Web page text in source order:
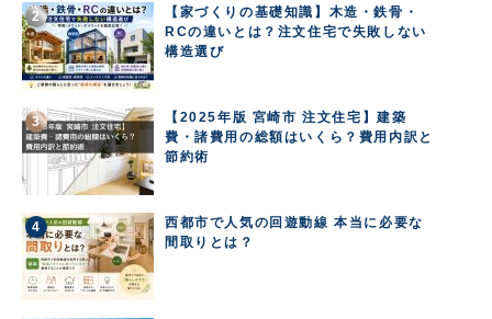
【家づくりの基礎知識】木造・鉄骨・
RCの違いとは？注文住宅で失敗しない
構造選び
【2025年版 宮崎市 注文住宅】建築
費・諸費用の総額はいくら？費用内訳と
節約術
西都市で人気の回遊動線 本当に必要な
間取りとは？